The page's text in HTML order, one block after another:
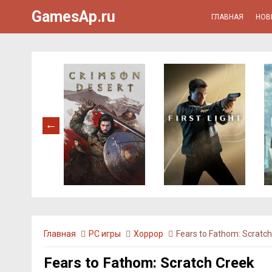
GamesAp.ru ГЛАВНАЯ
Главная PC игры Хоррор Fears to Fathom:
Fears to Fathom: Scratch Creek